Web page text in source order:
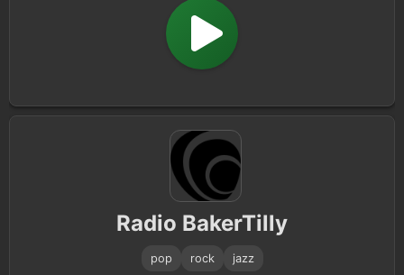
Radio BakerTilly
pop rock jazz